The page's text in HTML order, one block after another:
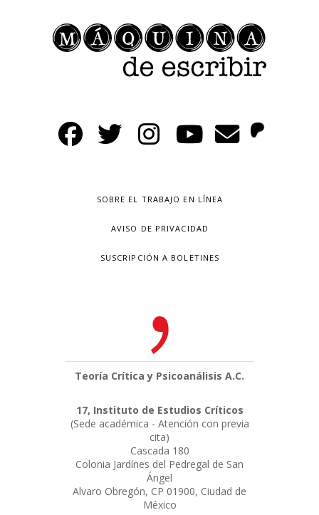
SOBRE EL TRABAJO EN LÍNEA
AVISO DE PRIVACIDAD
SUSCRIPCIÓN A BOLETINES
Teoría Crítica y Psicoanálisis A.C.
17, Instituto de Estudios Críticos
(Sede académica - Atención con previa
cita)
Cascada 180
Colonia Jardínes del Pedregal de San
Ángel
Alvaro Obregón, CP 01900, Ciudad de
México